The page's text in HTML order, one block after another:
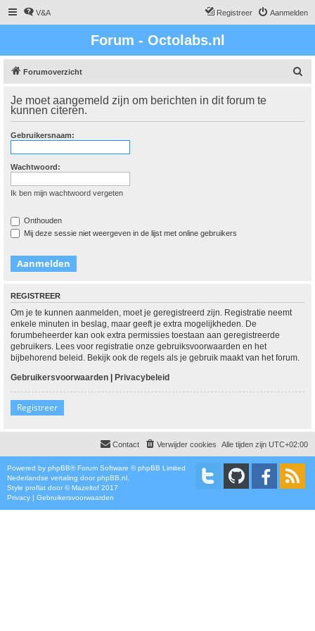
V&A Aanmelden
Registreer
Forum - Octolabs.nl
Forumoverzicht
k
Je moet aangemeld zijn om berichten in dit forum te
kunnen citeren.
Gebruikersnaam:
Wachtwoord:
Ik ben mijn wachtwoord vergeten
Onthouden
Mij deze sessie niet weergeven in de lijst met online gebruikers
REGISTREER
Om je te kunnen aanmelden, moet je geregistreerd zijn. Registratie neemt
enkele minuten in beslag, maar geeft je extra mogelijkheden. De
forumbeheerder kan ook extra permissies toestaan aan geregistreerde
gebruikers. Lees voor registratie onze gebruiksvoorwaarden en het
bijbehorend beleid. Bekijk ook de regels als je gebruik maakt van het forum.
Gebruikersvoorwaarden | Privacybeleid
Registreer
Alle tijden zijn UTC+02:00
Verwijder cookies
Contact
Powered by phpBB® Forum Software © phpBB Limited
Nederlandse vertaling door phpBB.nl
Style proflat door ©Mazeltof 2017
Privacy | Gebruikersvoorwaarden